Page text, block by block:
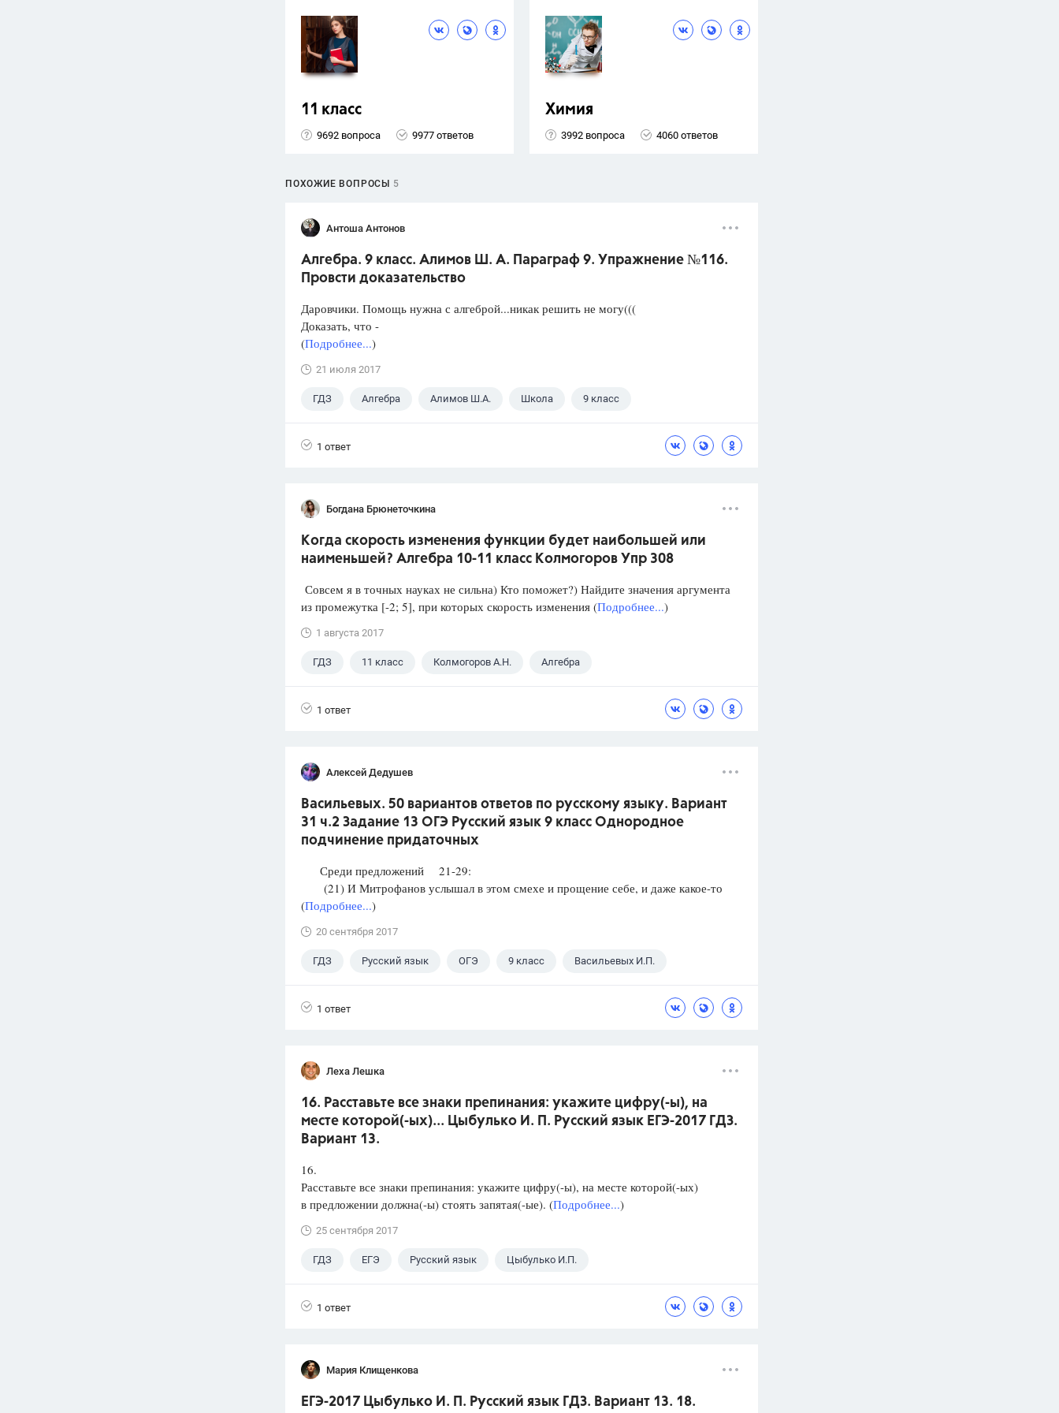
11 класс
9692 вопроса 9977 ответов
Химия
3992 вопроса 4060 ответов
ПОХОЖИЕ ВОПРОСЫ 5
Антоша Антонов
Алгебра. 9 класс. Алимов Ш. А. Параграф 9. Упражнение №116.
Провсти доказательство
Даровчики. Помощь нужна с алгеброй...никак решить не могу(((
Доказать, что -
(Подробнее...)
21 июля 2017
ГДЗ Алгебра Алимов Ш.А. Школа 9 класс
1 ответ
Богдана Брюнеточкина
Когда скорость изменения функции будет наибольшей или
наименьшей? Алгебра 10-11 класс Колмогоров Упр 308
Совсем я в точных науках не сильна) Кто поможет?) Найдите значения аргумента
из промежутка [-2; 5], при которых скорость изменения (Подробнее...)
1 августа 2017
ГДЗ 11 класс Колмогоров А.Н. Алгебра
1 ответ
Алексей Дедушев
Васильевых. 50 вариантов ответов по русскому языку. Вариант
31 ч.2 Задание 13 ОГЭ Русский язык 9 класс Однородное
подчинение придаточных
Среди предложений 21-29:
(21) И Митрофанов услышал в этом смехе и прощение себе, и даже какое-то
(Подробнее...)
20 сентября 2017
ГДЗ Русский язык ОГЭ 9 класс Васильевых И.П.
1 ответ
Леха Лешка
16. Расставьте все знаки препинания: укажите цифру(-ы), на
месте которой(-ых)... Цыбулько И. П. Русский язык ЕГЭ-2017 ГДЗ.
Вариант 13.
16.
Расставьте все знаки препинания: укажите цифру(-ы), на месте которой(-ых)
в предложении должна(-ы) стоять запятая(-ые). (Подробнее...)
25 сентября 2017
ГДЗ ЕГЭ Русский язык Цыбулько И.П.
1 ответ
Мария Клищенкова
ЕГЭ-2017 Цыбулько И. П. Русский язык ГДЗ. Вариант 13. 18.